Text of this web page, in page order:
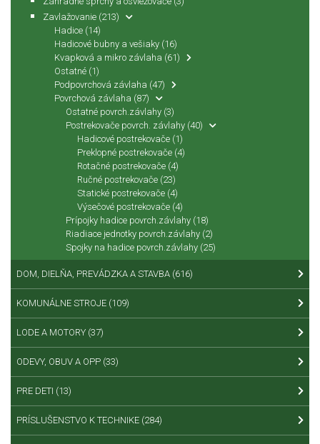
Zavlažovanie (213)
Hadice (14)
Hadicové bubny a vešiaky (16)
Kvapková a mikro závlaha (61)
Ostatné (1)
Podpovrchová závlaha (47)
Povrchová závlaha (87)
Ostatné povrch.závlahy (3)
Postrekovače povrch. závlahy (40)
Hadicové postrekovače (1)
Preklopné postrekovače (4)
Rotačné postrekovače (4)
Ručné postrekovače (23)
Statické postrekovače (4)
Výsečové postrekovače (4)
Prípojky hadice povrch.závlahy (18)
Riadiace jednotky povrch.závlahy (2)
Spojky na hadice povrch.závlahy (25)
DOM, DIELŇA, PREVÁDZKA A STAVBA (616)
KOMUNÁLNE STROJE (109)
LODE A MOTORY (37)
ODEVY, OBUV A OPP (33)
PRE DETI (13)
PRÍSLUŠENSTVO K TECHNIKE (284)